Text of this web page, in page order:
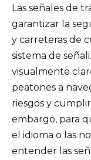
Las señales de
garantizar la
y carreteras de
sistema de
visualmente
peatones a
riesgos y
embargo, para
el idioma o las
entender las